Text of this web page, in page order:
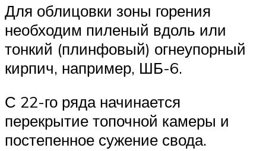
Для облицовки зоны горения
необходим пиленый вдоль или
тонкий (плинфовый) огнеупорный
кирпич, например, ШБ-6.
С 22-го ряда начинается
перекрытие топочной камеры и
постепенное сужение свода.